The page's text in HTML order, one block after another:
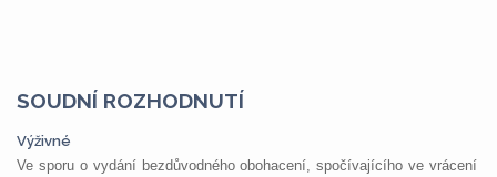
SOUDNÍ ROZHODNUTÍ
Výživné
Ve sporu o vydání bezdůvodného obohacení, spočívajícího ve vrácení